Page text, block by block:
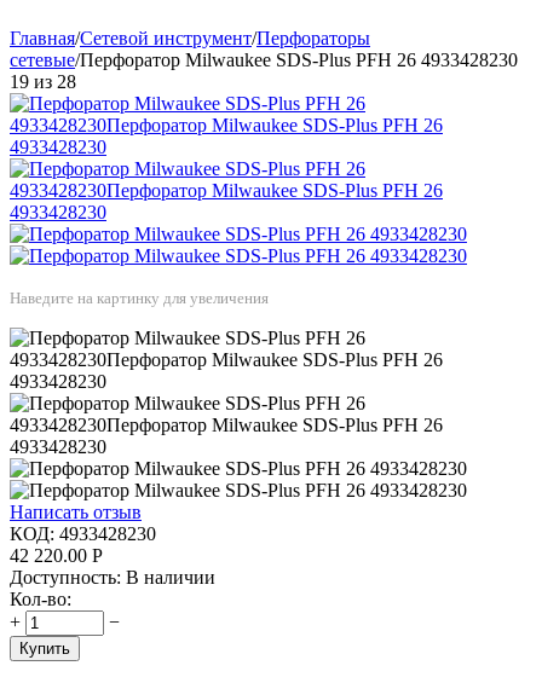
Главная/Сетевой инструмент/Перфораторы
сетевые/Перфоратор Milwaukee SDS-Plus PFH 26 4933428230
19 из 28
Наведите на картинку для увеличения
Написать отзыв
КОД: 4933428230
42 220.00 Р
Доступность: В наличии
Кол-во:
+
−
Купить